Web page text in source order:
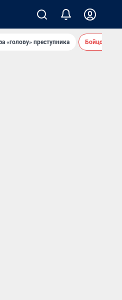
«голову» преступника Бойцовский